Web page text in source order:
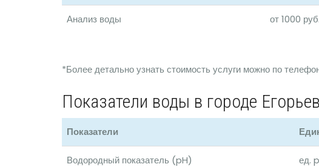
Анализ воды от 1000
*Более детально узнать стоимость услуги можно по
Показатели воды в городе
Показатели
Водородный показатель (pH) ед.